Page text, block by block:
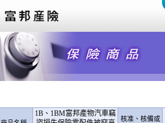
1B、1BM富邦產物汽車竊
核准、核備或